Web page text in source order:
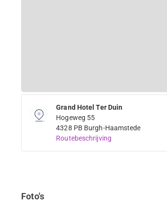
Grand Hotel Ter Duin
Hogeweg 55
4328 PB Burgh-Haamstede
Routebeschrijving
Foto's